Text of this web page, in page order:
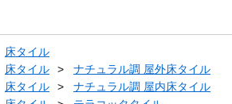
床タイル
床タイル
ナチュラル調 屋外床タイル
床タイル
ナチュラル調 屋内床タイル